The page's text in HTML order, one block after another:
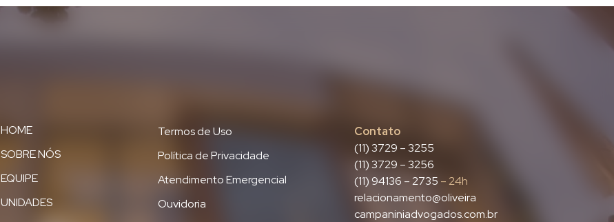
HOME
SOBRE NÓS
EQUIPE
UNIDADES
Termos de Uso
Política de Privacidade
Atendimento Emergencial
Ouvidoria
Contato
(11) 3729 – 3255
(11) 3729 – 3256
(11) 94136 – 2735 – 24h
relacionamento@oliveira
campaniniadvogados.com.br